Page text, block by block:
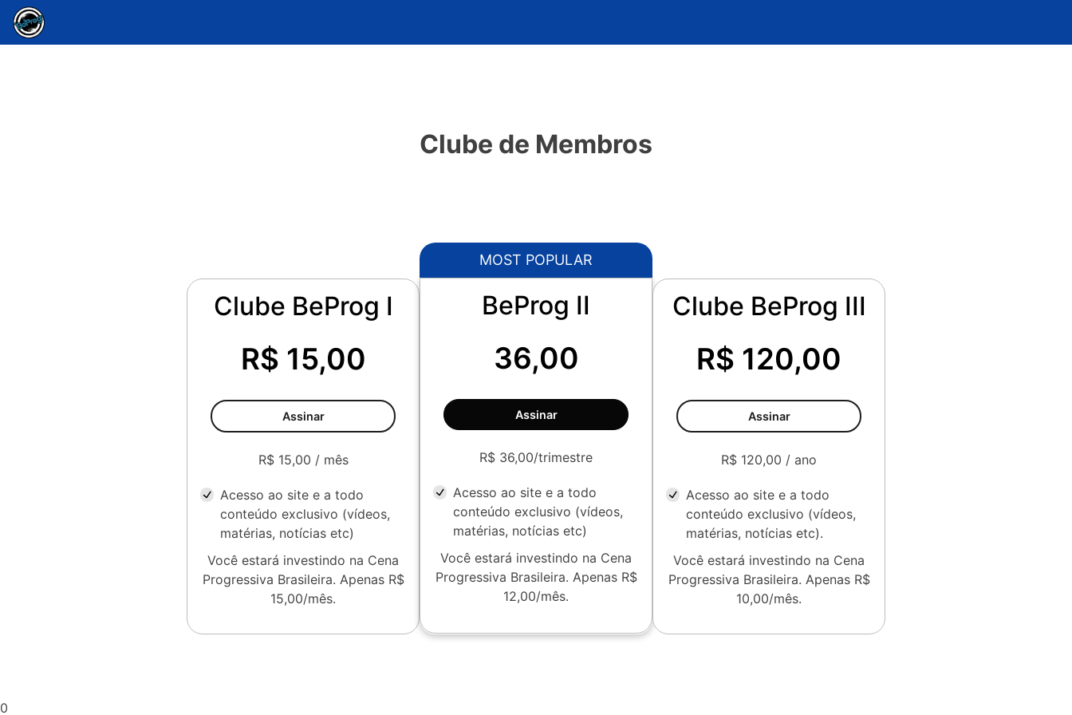
Clube de Membros
Clube BeProg I
R$ 15,00
Assinar
R$ 15,00 / mês
Acesso ao site e a todo
conteúdo exclusivo (vídeos,
matérias, notícias etc)
Você estará investindo na Cena
Progressiva Brasileira. Apenas R$
15,00/mês.
MOST POPULAR
BeProg II
36,00
Assinar
R$ 36,00/trimestre
Acesso ao site e a todo
conteúdo exclusivo (vídeos,
matérias, notícias etc)
Você estará investindo na Cena
Progressiva Brasileira. Apenas R$
12,00/mês.
Clube BeProg III
R$ 120,00
Assinar
R$ 120,00 / ano
Acesso ao site e a todo
conteúdo exclusivo (vídeos,
matérias, notícias etc).
Você estará investindo na Cena
Progressiva Brasileira. Apenas R$
10,00/mês.
0